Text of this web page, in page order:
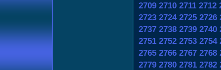
2709 2710 2711 2712
2723 2724 2725 2726
2737 2738 2739 2740
2751 2752 2753 2754
2765 2766 2767 2768
2779 2780 2781 2782